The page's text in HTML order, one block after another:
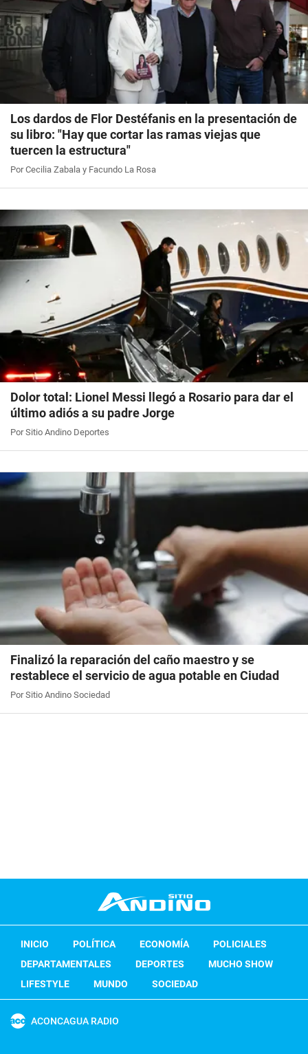
Los dardos de Flor Destéfanis en la presentación de
su libro: "Hay que cortar las ramas viejas que
tuercen la estructura"
Por Cecilia Zabala y Facundo La Rosa
Dolor total: Lionel Messi llegó a Rosario para dar el
último adiós a su padre Jorge
Por Sitio Andino Deportes
Finalizó la reparación del caño maestro y se
restablece el servicio de agua potable en Ciudad
Por Sitio Andino Sociedad
INICIO POLÍTICA ECONOMÍA
POLICIALES
DEPARTAMENTALES
DEPORTES
MUCHO SHOW
LIFESTYLE
MUNDO SOCIEDAD
ACONCAGUA RADIO